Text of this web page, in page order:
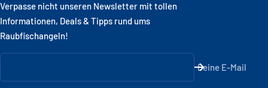
Verpasse nicht unseren Newsletter mit tollen
Informationen, Deals & Tipps rund ums
Raubfischangeln!
Deine E-Mail